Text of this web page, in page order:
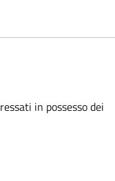
in possesso dei